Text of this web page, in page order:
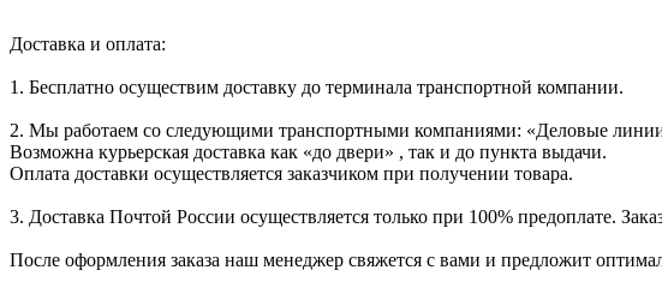
Доставка и оплата:
1. Бесплатно осуществим доставку до терминала транспортной компании.
2. Мы работаем со следующими транспортными компаниями: «Деловые
Возможна курьерская доставка как «до двери» , так и до пункта выдачи.
Оплата доставки осуществляется заказчиком при получении товара.
3. Доставка Почтой России осуществляется только при 100% предоплате.
После оформления заказа наш менеджер свяжется с вами и предложит